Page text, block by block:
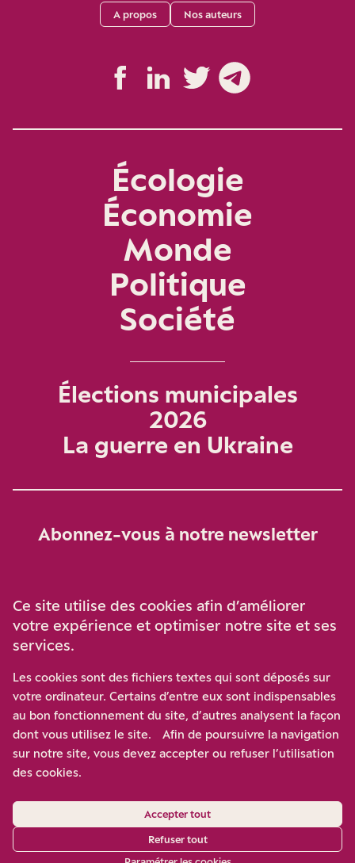
A propos Nos auteurs
Écologie
Économie
Monde
Politique
Société
Élections municipales
2026
La guerre en Ukraine
Abonnez-vous à notre newsletter
Participez à notre effort pour conforter la démocratie en
luttant contre l’ascension aux extrêmes, et la
disqualification de l’adversaire, en promouvant la
confrontation des idées et des opinions.
Nous soutenir
Ce site utilise des cookies afin d’améliorer
votre expérience et optimiser notre site et ses
services.
Les cookies sont des fichiers textes qui sont déposés sur
votre ordinateur. Certains d’entre eux sont indispensables
au bon fonctionnement du site, d’autres analysent la façon
dont vous utilisez le site. Afin de poursuivre la navigation
sur notre site, vous devez accepter ou refuser l’utilisation
des cookies.
Accepter tout
Refuser tout